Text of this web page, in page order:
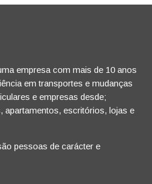
empresa com mais de 10 anos
em transportes e mudanças
e empresas desde;
apartamentos, escritórios, lojas e
pessoas de carácter e